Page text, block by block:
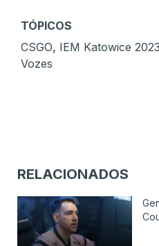
TÓPICOS
CSGO, IEM Katowice 2023
Vozes
RELACIONADOS